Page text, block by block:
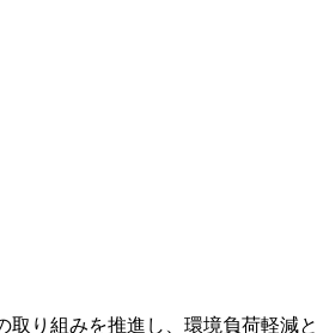
り組みを推進し、環境負荷軽減